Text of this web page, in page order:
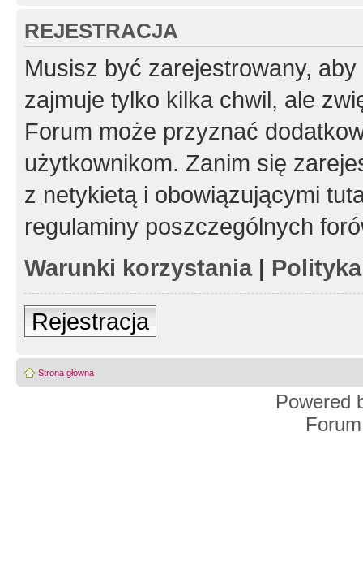
REJESTRACJA
Musisz być zarejestrowany,
zajmuje tylko kilka chwil, ale
Forum może przyznać
użytkownikom. Zanim się
z netykietą i obowiązującymi
regulaminy poszczególnych
Warunki korzystania|
Rejestracja
Strona główna
Powered